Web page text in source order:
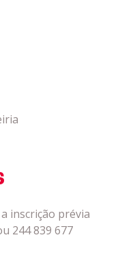
inscrição prévia
244 839 677